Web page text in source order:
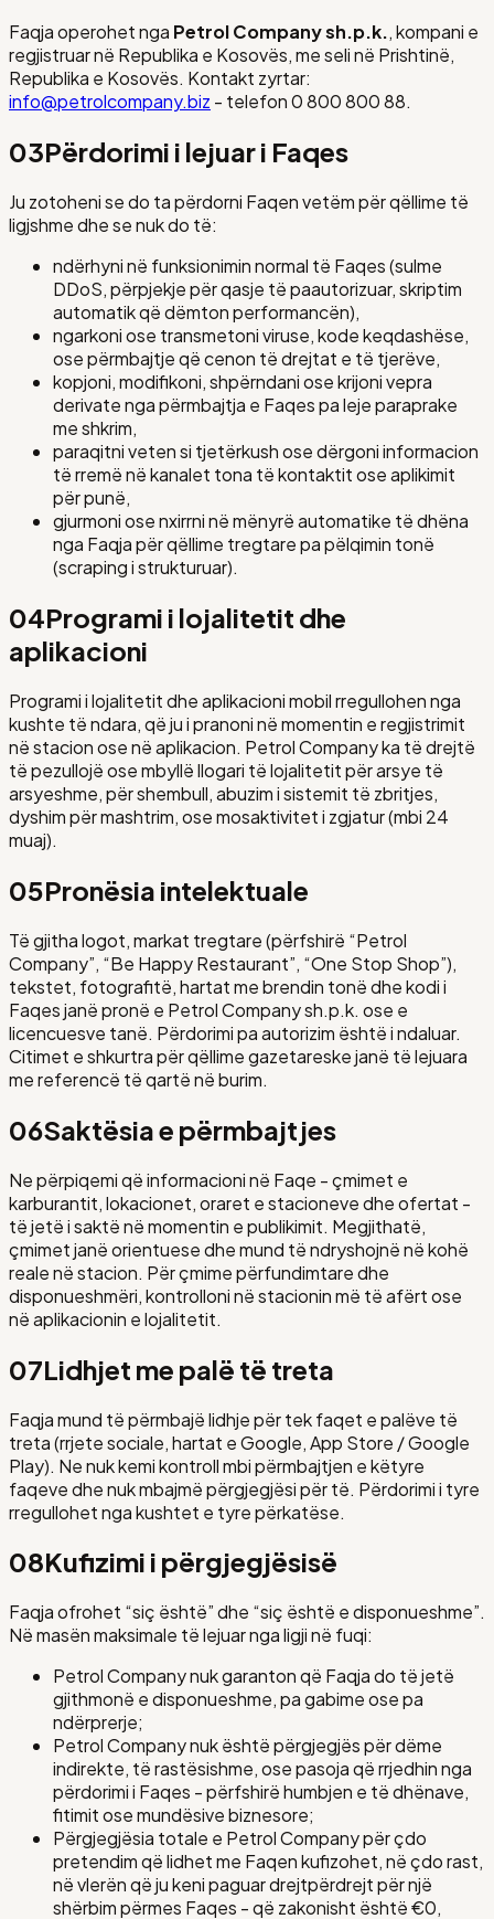
Faqja operohet nga Petrol Company sh.p.k., kompani e
regjistruar në Republika e Kosovës, me seli në Prishtinë,
Republika e Kosovës. Kontakt zyrtar:
info@petrolcompany.biz - telefon0 800 800 88.
03Përdorimi i lejuar i Faqes
Ju zotoheni se do ta përdorni Faqen vetëm për qëllime të
ligjshme dhe se nuk do të:
ndërhyni në funksionimin normal të Faqes (sulme
DDoS, përpjekje për qasje të paautorizuar, skriptim
automatik që dëmton performancën),
ngarkoni ose transmetoni viruse, kode keqdashëse,
ose përmbajtje që cenon të drejtat e të tjerëve,
kopjoni, modifikoni, shpërndani ose krijoni vepra
derivate nga përmbajtja e Faqes pa leje paraprake
me shkrim,
paraqitni veten si tjetërkush ose dërgoni informacion
të rremë në kanalet tona të kontaktit ose aplikimit
për punë,
gjurmoni ose nxirrni në mënyrë automatike të dhëna
nga Faqja për qëllime tregtare pa pëlqimin tonë
(scraping i strukturuar).
04Programi i lojalitetit dhe
aplikacioni
Programi i lojalitetit dhe aplikacioni mobil rregullohen nga
kushte të ndara, që ju i pranoni në momentin e regjistrimit
në stacion ose në aplikacion. Petrol Company ka të drejtë
të pezullojë ose mbyllë llogari të lojalitetit për arsye të
arsyeshme, për shembull, abuzim i sistemit të zbritjes,
dyshim për mashtrim, ose mosaktivitet i zgjatur (mbi 24
muaj).
05Pronësia intelektuale
Të gjitha logot, markat tregtare (përfshirë “Petrol
Company”, “Be Happy Restaurant”, “One Stop Shop”),
tekstet, fotografitë, hartat me brendin tonë dhe kodi i
Faqes janë pronë e Petrol Company sh.p.k. ose e
licencuesve tanë. Përdorimi pa autorizim është i ndaluar.
Citimet e shkurtra për qëllime gazetareske janë të lejuara
me referencë të qartë në burim.
06Saktësia e përmbajtjes
Ne përpiqemi që informacioni në Faqe - çmimet e
karburantit, lokacionet, oraret e stacioneve dhe ofertat -
të jetë i saktë në momentin e publikimit. Megjithatë,
çmimet janë orientuese dhe mund të ndryshojnë në kohë
reale në stacion. Për çmime përfundimtare dhe
disponueshmëri, kontrolloni në stacionin më të afërt ose
në aplikacionin e lojalitetit.
07Lidhjet me palë të treta
Faqja mund të përmbajë lidhje për tek faqet e palëve të
treta (rrjete sociale, hartat e Google, App Store / Google
Play). Ne nuk kemi kontroll mbi përmbajtjen e këtyre
faqeve dhe nuk mbajmë përgjegjësi për të. Përdorimi i tyre
rregullohet nga kushtet e tyre përkatëse.
08Kufizimi i përgjegjësisë
Faqja ofrohet “siç është” dhe “siç është e disponueshme”.
Në masën maksimale të lejuar nga ligji në fuqi:
Petrol Company nuk garanton që Faqja do të jetë
gjithmonë e disponueshme, pa gabime ose pa
ndërprerje;
Petrol Company nuk është përgjegjës për dëme
indirekte, të rastësishme, ose pasoja që rrjedhin nga
përdorimi i Faqes - përfshirë humbjen e të dhënave,
fitimit ose mundësive biznesore;
Përgjegjësia totale e Petrol Company për çdo
pretendim që lidhet me Faqen kufizohet, në çdo rast,
në vlerën që ju keni paguar drejtpërdrejt për një
shërbim përmes Faqes - që zakonisht është €0,